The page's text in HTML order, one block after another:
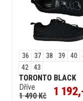
36 37 38 39 40
42
43
TORONTO BLACK
Dříve
1 490 Kč
1